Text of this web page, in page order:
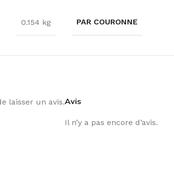
0.154 kg PAR COURONNE
Avis
Il n’y a pas encore d’avis.
laisser un avis.